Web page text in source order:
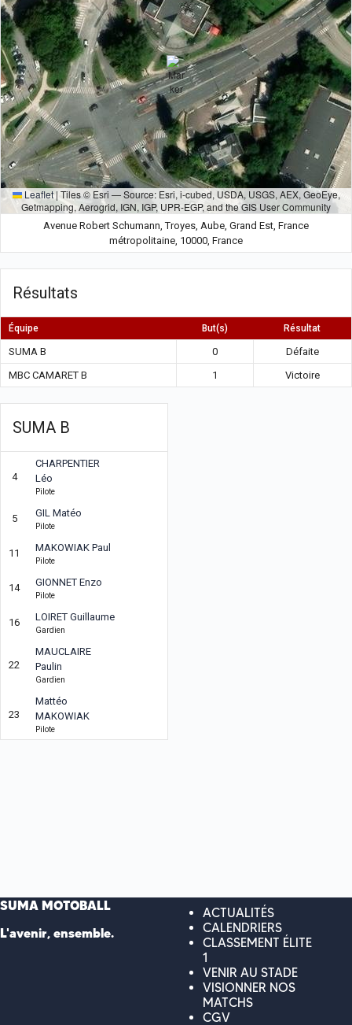
Leaflet| Tiles © Esri — Source: Esri, i-cubed, USDA, USGS, AEX, GeoEye,
Getmapping, Aerogrid, IGN, IGP, UPR-EGP, and the GIS User Community
Avenue Robert Schumann, Troyes, Aube, Grand Est, France
métropolitaine, 10000, France
Résultats
Équipe But(s) Résultat
SUMA B 0
Défaite
MBC CAMARET B
1 Victoire
SUMA B
4
CHARPENTIER
Léo
Pilote
5 GIL Matéo
Pilote
11 MAKOWIAK Paul
Pilote
14 GIONNET Enzo
Pilote
16 LOIRET Guillaume
Gardien
22
MAUCLAIRE
Paulin
Gardien
23
Mattéo
MAKOWIAK
Pilote
SUMA MOTOBALL
L'avenir, ensemble.
ACTUALITÉS
CALENDRIERS
CLASSEMENT ÉLITE
1
VENIR AU STADE
VISIONNER NOS
MATCHS
CGV